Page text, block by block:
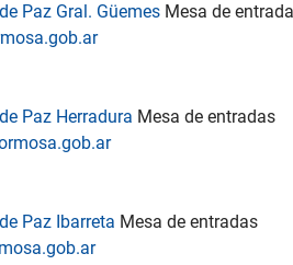
Paz Gral. Güemes Mesa de
Paz Herradura Mesa de entradas
Paz Ibarreta Mesa de entradas